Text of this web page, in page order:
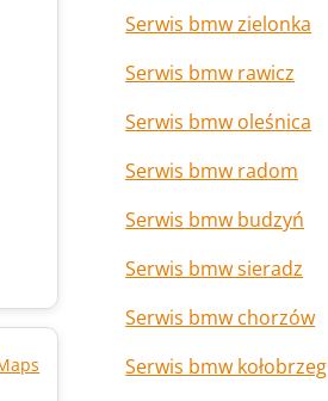
Serwis bmw zielonka
Serwis bmw rawicz
Serwis bmw oleśnica
Serwis bmw radom
Serwis bmw budzyń
Serwis bmw sieradz
Serwis bmw chorzów
Serwis bmw kołobrzeg